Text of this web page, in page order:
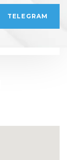
TELEGRAM